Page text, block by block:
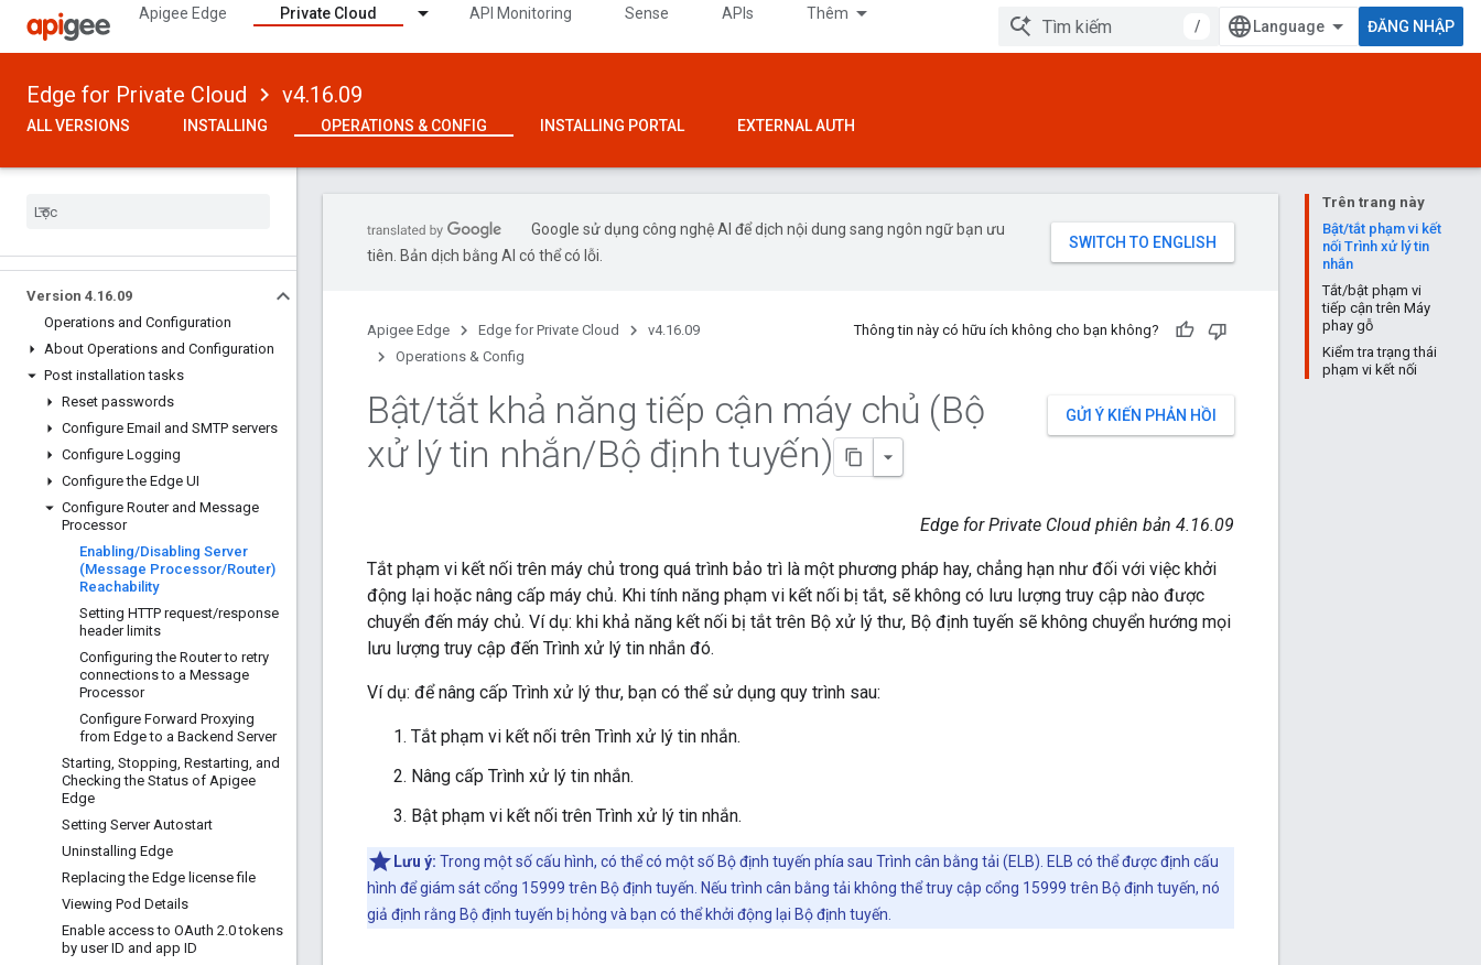
Apigee Edge Private Cloud API Monitoring Sense APIs Thêm
/ ĐĂNG NHẬP
Edge for Private Cloud v4.16.09
ALL VERSIONS INSTALLING OPERATIONS & CONFIG INSTALLING PORTAL EXTERNAL AUTH
Version 4.16.09
Operations and Configuration
About Operations and Configuration
Post installation tasks
Reset passwords
Configure Email and SMTP servers
Configure Logging
Configure the Edge UI
Configure Router and Message
Processor
Enabling/Disabling Server
(Message Processor/Router)
Reachability
Setting HTTP request/response
header limits
Configuring the Router to retry
connections to a Message
Processor
Configure Forward Proxying
from Edge to a Backend Server
Starting, Stopping, Restarting, and
Checking the Status of Apigee
Edge
Setting Server Autostart
Uninstalling Edge
Replacing the Edge license file
Viewing Pod Details
Enable access to OAuth 2.0 tokens
by user ID and app ID
Trên trang này
Bật/tắt phạm vi kết
nối Trình xử lý tin
nhắn
Tắt/bật phạm vi
tiếp cận trên Máy
phay gỗ
Kiểm tra trạng thái
phạm vi kết nối
Google sử dụng công nghệ AI để dịch nội dung sang ngôn ngữ bạn ưu
tiên. Bản dịch bằng AI có thể có lỗi.
Apigee Edge Edge for Private Cloud
v4.16.09
Operations & Config
Thông tin này có hữu ích không cho bạn không?
GỬI Ý KIẾN PHẢN HỒI
Bật/tắt khả năng tiếp cận máy chủ (Bộ
xử lý tin nhắn/Bộ định tuyến)
Edge for Private Cloud phiên bản 4.16.09
Tắt phạm vi kết nối trên máy chủ trong quá trình bảo trì là một phương pháp hay, chẳng hạn như đối với việc khởi
động lại hoặc nâng cấp máy chủ. Khi tính năng phạm vi kết nối bị tắt, sẽ không có lưu lượng truy cập nào được
chuyển đến máy chủ. Ví dụ: khi khả năng kết nối bị tắt trên Bộ xử lý thư, Bộ định tuyến sẽ không chuyển hướng mọi
lưu lượng truy cập đến Trình xử lý tin nhắn đó.
Ví dụ: để nâng cấp Trình xử lý thư, bạn có thể sử dụng quy trình sau:
Tắt phạm vi kết nối trên Trình xử lý tin nhắn.
Nâng cấp Trình xử lý tin nhắn.
Bật phạm vi kết nối trên Trình xử lý tin nhắn.
Lưu ý: Trong một số cấu hình, có thể có một số Bộ định tuyến phía sau Trình cân bằng tải (ELB). ELB có thể được định cấu
hình để giám sát cổng 15999 trên Bộ định tuyến. Nếu trình cân bằng tải không thể truy cập cổng 15999 trên Bộ định tuyến, nó
giả định rằng Bộ định tuyến bị hỏng và bạn có thể khởi động lại Bộ định tuyến.